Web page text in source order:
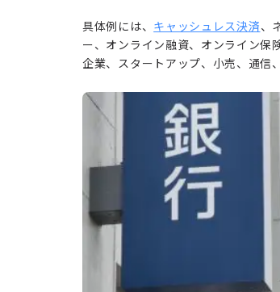
具体例には、 キャッシュレス決済、
ー、オンライン融資、オンライン保険
企業、スタートアップ、小売、通信